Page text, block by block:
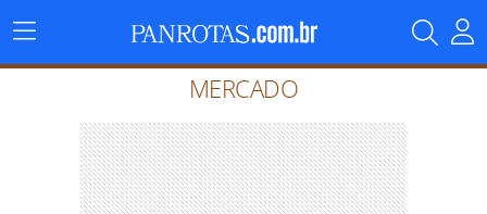
Menu
Principal
MERCADO